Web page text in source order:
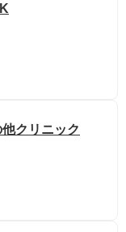
クリニック